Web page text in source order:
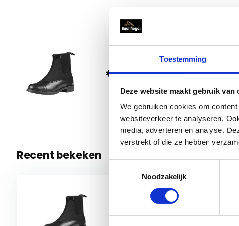
Toestemming
Deze website maakt gebruik van
We gebruiken cookies om
websiteverkeer te analyseren.
media, adverteren en analyse.
verstrekt of die ze hebben
Noodzakelijk
€ 54,95
Horka
30
1 Op
Recent bekeken